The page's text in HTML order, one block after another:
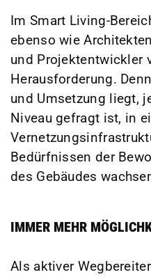
Im Smart Living-
ebenso wie
und Projektentwickler
Herausforderung.
und Umsetzung liegt,
Niveau gefragt ist, in
Bedürfnissen der
des Gebäudes
IMMER MEHR
Als aktiver